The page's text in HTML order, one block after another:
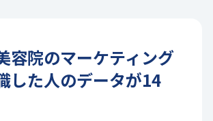
容院のマーケティング
した人のデータが14